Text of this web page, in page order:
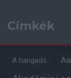
Címkék
A hangadó